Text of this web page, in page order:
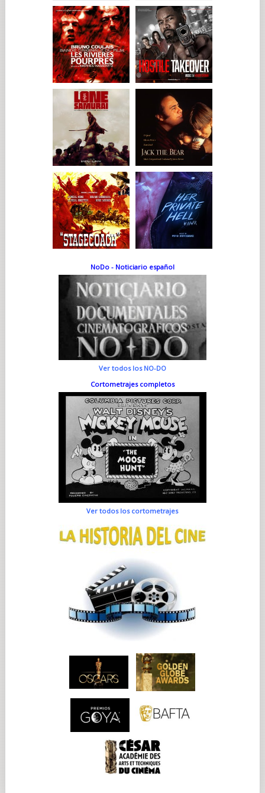
NoDo - Noticiario español
Ver todos los NO-DO
Cortometrajes completos
Ver todos los cortometrajes